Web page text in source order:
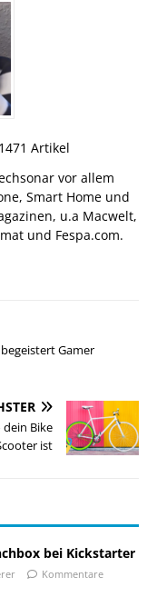
1471 Artikel
vor allem
Smart Home und
u.a Macwelt,
und Fespa.com.
Gamer
Bike
ist
bei Kickstarter
Kommentare